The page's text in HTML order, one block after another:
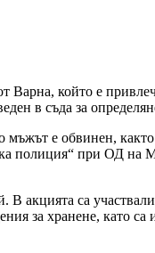
който е
в съда за
е обвинен, както
полиция“ при ОД на
акцията са
за хранене, като